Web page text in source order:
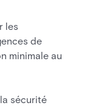
les
de
minimale au
sécurité